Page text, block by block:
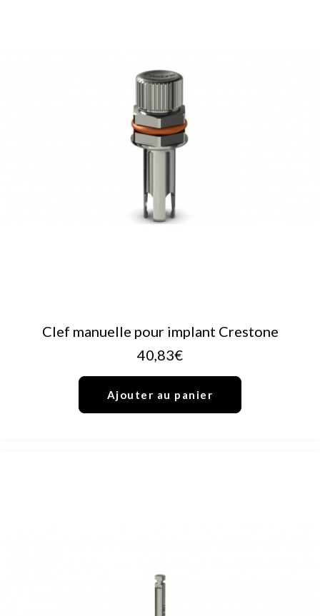
AJOUTER AU PANIER
Clef manuelle pour implant Crestone
40,83€
Ajouter au panier